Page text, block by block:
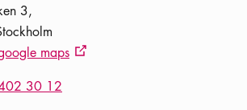
3
maps Extern ikon
30 12